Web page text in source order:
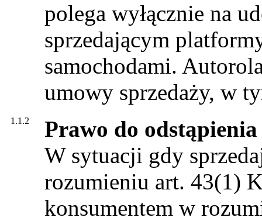
polega wyłącznie na
sprzedającym
samochodami.
umowy sprzedaży, w
1.1.2
Prawo do
W sytuacji gdy
rozumieniu art. 43(1)
konsumentem w